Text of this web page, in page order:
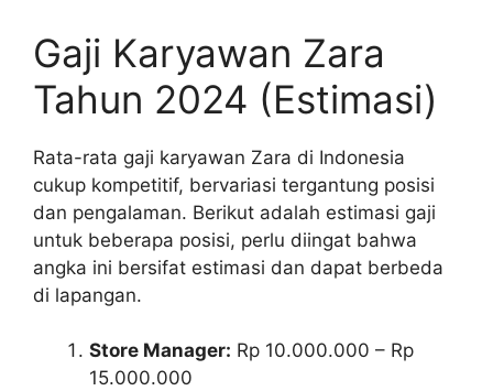
Gaji Karyawan Zara
Tahun 2024 (Estimasi)
Rata-rata gaji karyawan Zara di Indonesia
cukup kompetitif, bervariasi tergantung posisi
dan pengalaman. Berikut adalah estimasi gaji
untuk beberapa posisi, perlu diingat bahwa
angka ini bersifat estimasi dan dapat berbeda
di lapangan.
Store Manager: Rp 10.000.000 – Rp
15.000.000